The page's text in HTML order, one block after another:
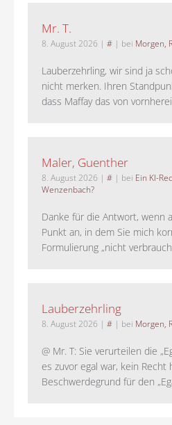
Mr. T.
8. August 2026 | # | bei Morgen,
Lauberzehrling, wir sind ja
nicht merken. Ihren
dass Maffay das von
Maler, Guenther
8. August 2026 | # | bei Ein KI-
Wenzenbach?
Danke für die Antwort, wenn
Punkt an, in dem Sie mich
Formulierung „nicht
Lauberzehrling
8. August 2026 | # | bei Morgen,
@ Mr. T: Sie verurteilen die
es zuvor egal war, kein
Beschwerdegrund für den